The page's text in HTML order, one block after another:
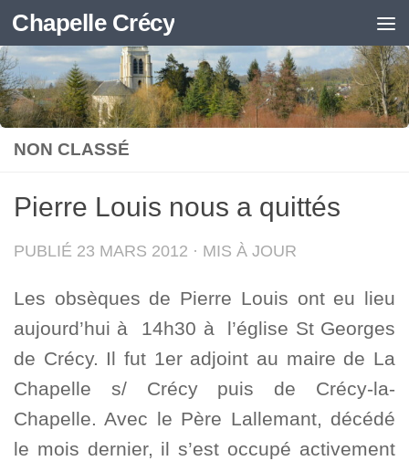
Skip to content
Chapelle Crécy
NON CLASSÉ
Pierre Louis nous a quittés
PUBLIÉ 23 MARS 2012 · MIS À JOUR
Les obsèques de Pierre Louis ont eu lieu
aujourd’hui à 14h30 à l’église St Georges
de Crécy. Il fut 1er adjoint au maire de La
Chapelle s/ Crécy puis de Crécy-la-
Chapelle. Avec le Père Lallemant, décédé
le mois dernier, il s’est occupé activement